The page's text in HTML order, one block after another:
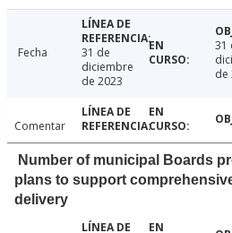
Fecha
31 de
diciembre
de 2023
31
de
Comentar
Number of municipal Boards
plans to support
delivery